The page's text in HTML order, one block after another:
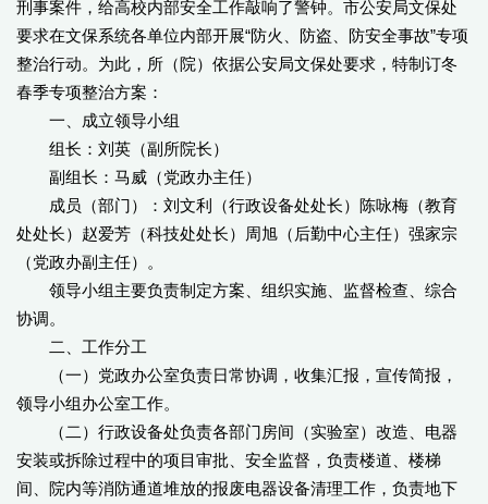
刑事案件，给高校内部安全工作敲响了警钟。市公安局文保处
要求在文保系统各单位内部开展“防火、防盗、防安全事故”专项
整治行动。为此，所（院）依据公安局文保处要求，特制订冬
春季专项整治方案：
一、成立领导小组
组长：刘英（副所院长）
副组长：马威（党政办主任）
成员（部门）：刘文利（行政设备处处长）陈咏梅（教育
处处长）赵爱芳（科技处处长）周旭（后勤中心主任）强家宗
（党政办副主任）。
领导小组主要负责制定方案、组织实施、监督检查、综合
协调。
二、工作分工
（一）党政办公室负责日常协调，收集汇报，宣传简报，
领导小组办公室工作。
（二）行政设备处负责各部门房间（实验室）改造、电器
安装或拆除过程中的项目审批、安全监督，负责楼道、楼梯
间、院内等消防通道堆放的报废电器设备清理工作，负责地下